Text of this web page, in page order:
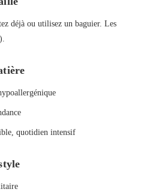
déjà ou utilisez un baguier. Les
quotidien intensif